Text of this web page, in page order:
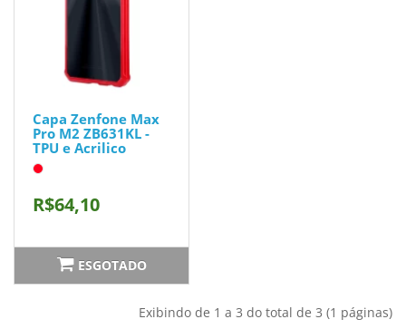
Capa Zenfone Max
Pro M2 ZB631KL -
TPU e Acrilico
R$64,10
ESGOTADO
Exibindo de 1 a 3 do total de 3 (1 páginas)